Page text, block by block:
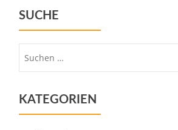
SUCHE
KATEGORIEN